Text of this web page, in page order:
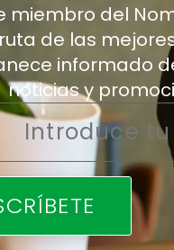
miembro del
de las
informado
noticias y
Email
*